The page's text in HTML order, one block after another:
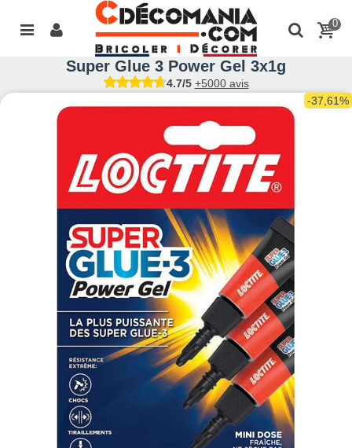
0
Super Glue 3 Power Gel 3x1g
4.7/5 +5000 avis
-37,61%